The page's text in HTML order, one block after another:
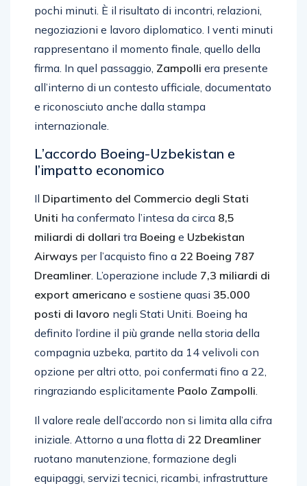
pochi minuti. È il risultato di incontri, relazioni,
negoziazioni e lavoro diplomatico. I venti minuti
rappresentano il momento finale, quello della
firma. In quel passaggio, Zampolli era presente
all’interno di un contesto ufficiale, documentato
e riconosciuto anche dalla stampa
internazionale.
L’accordo Boeing-Uzbekistan e
l’impatto economico
Il Dipartimento del Commercio degli Stati
Uniti ha confermato l’intesa da circa 8,5
miliardi di dollari tra Boeing e Uzbekistan
Airways per l’acquisto fino a 22 Boeing 787
Dreamliner. L’operazione include 7,3 miliardi di
export americano e sostiene quasi 35.000
posti di lavoro negli Stati Uniti. Boeing ha
definito l’ordine il più grande nella storia della
compagnia uzbeka, partito da 14 velivoli con
opzione per altri otto, poi confermati fino a 22,
ringraziando esplicitamente Paolo Zampolli.
Il valore reale dell’accordo non si limita alla cifra
iniziale. Attorno a una flotta di 22 Dreamliner
ruotano manutenzione, formazione degli
equipaggi, servizi tecnici, ricambi, infrastrutture